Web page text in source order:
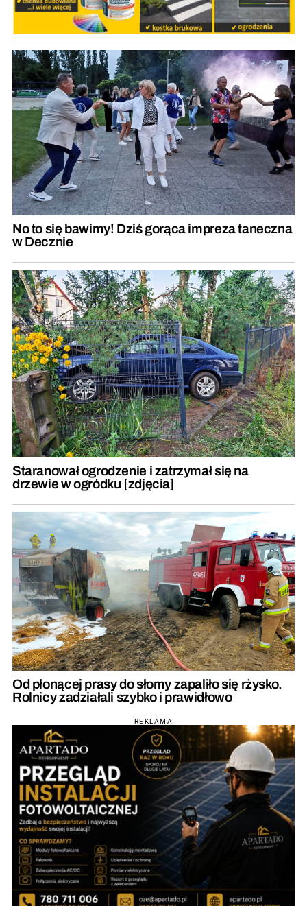
No to się bawimy! Dziś gorąca impreza taneczna
w Decznie
Staranował ogrodzenie i zatrzymał się na
drzewie w ogródku [zdjęcia]
Od płonącej prasy do słomy zapaliło się rżysko.
Rolnicy zadziałali szybko i prawidłowo
REKLAMA